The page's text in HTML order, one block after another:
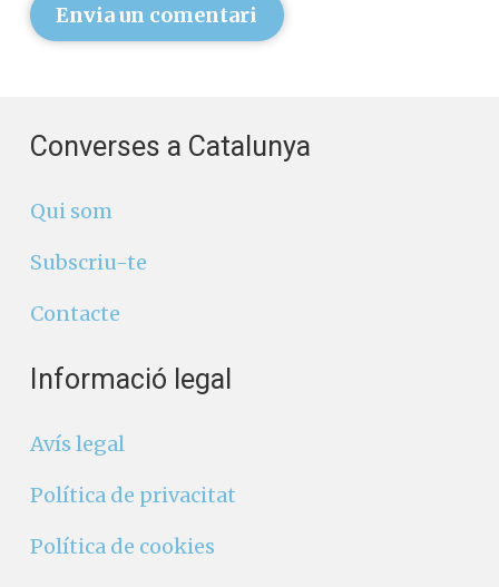
Envia un comentari
Converses a Catalunya
Qui som
Subscriu-te
Contacte
Informació legal
Avís legal
Política de privacitat
Política de cookies